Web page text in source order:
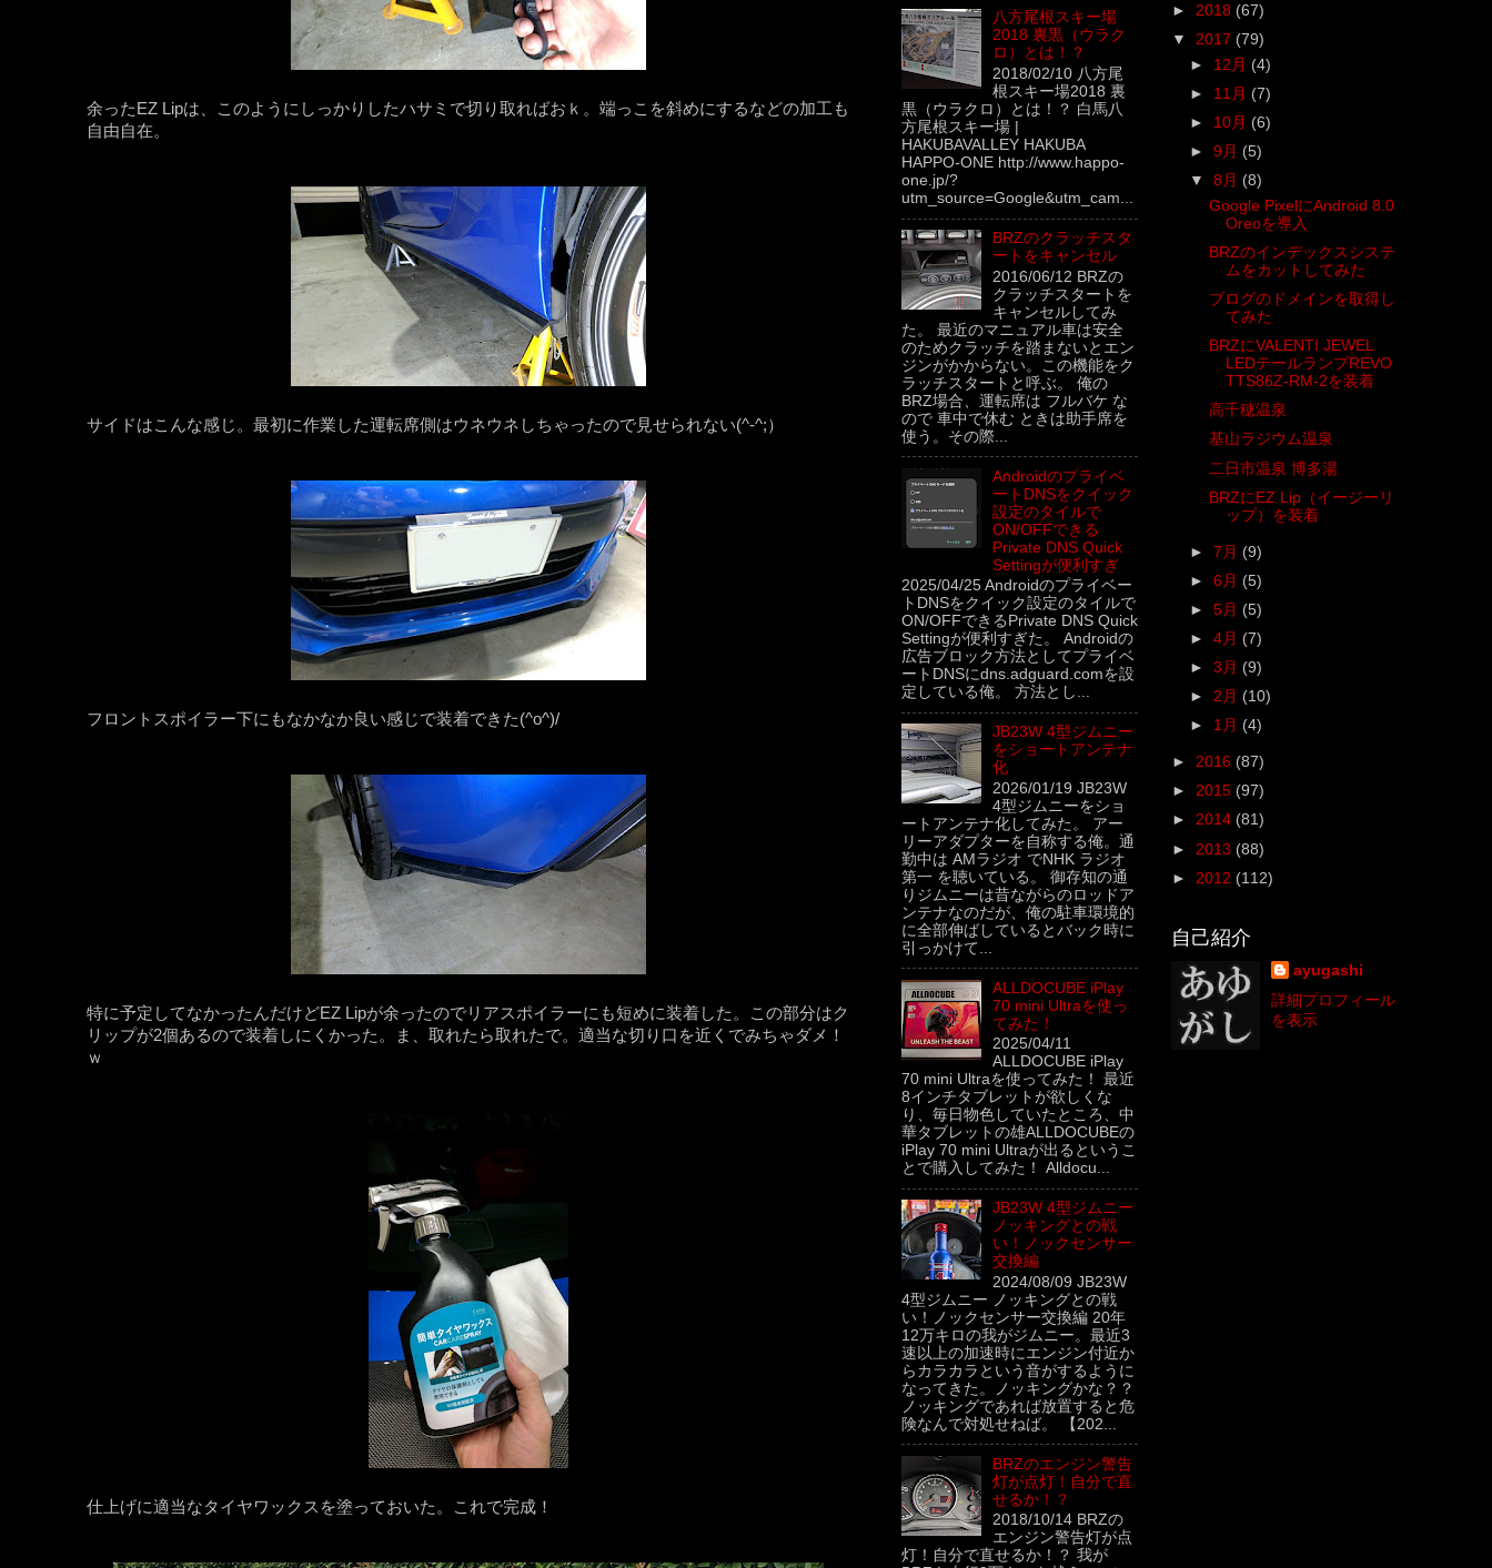
余ったEZ Lipは、このようにしっかりしたハサミで切り取ればおｋ。端っこを斜めにするなどの加工も
自由自在。
サイドはこんな感じ。最初に作業した運転席側はウネウネしちゃったので見せられない(^-^;）
フロントスポイラー下にもなかなか良い感じで装着できた(^o^)/
特に予定してなかったんだけどEZ Lipが余ったのでリアスポイラーにも短めに装着した。この部分はク
リップが2個あるので装着しにくかった。ま、取れたら取れたで。適当な切り口を近くでみちゃダメ！
ｗ
仕上げに適当なタイヤワックスを塗っておいた。これで完成！
八方尾根スキー場
2018 裏黒（ウラク
ロ）とは！？
2018/02/10 八方尾
根スキー場2018 裏
黒（ウラクロ）とは！？ 白馬八
方尾根スキー場 |
HAKUBAVALLEY HAKUBA
HAPPO-ONE http://www.happo-
one.jp/?
utm_source=Google&utm_cam...
BRZのクラッチスタ
ートをキャンセル
2016/06/12 BRZの
クラッチスタートを
キャンセルしてみ
た。 最近のマニュアル車は安全
のためクラッチを踏まないとエン
ジンがかからない。この機能をク
ラッチスタートと呼ぶ。 俺の
BRZ場合、運転席は フルバケ な
ので 車中で休む ときは助手席を
使う。その際...
Androidのプライベ
ートDNSをクイック
設定のタイルで
ON/OFFできる
Private DNS Quick
Settingが便利すぎ
2025/04/25 Androidのプライベー
トDNSをクイック設定のタイルで
ON/OFFできるPrivate DNS Quick
Settingが便利すぎた。 Androidの
広告ブロック方法としてプライベ
ートDNSにdns.adguard.comを設
定している俺。 方法とし...
JB23W 4型ジムニー
をショートアンテナ
化
2026/01/19 JB23W
4型ジムニーをショ
ートアンテナ化してみた。 アー
リーアダプターを自称する俺。通
勤中は AMラジオ でNHK ラジオ
第一 を聴いている。 御存知の通
りジムニーは昔ながらのロッドア
ンテナなのだが、俺の駐車環境的
に全部伸ばしているとバック時に
引っかけて...
ALLDOCUBE iPlay
70 mini Ultraを使っ
てみた！
2025/04/11
ALLDOCUBE iPlay
70 mini Ultraを使ってみた！ 最近
8インチタブレットが欲しくな
り、毎日物色していたところ、中
華タブレットの雄ALLDOCUBEの
iPlay 70 mini Ultraが出るというこ
とで購入してみた！ Alldocu...
JB23W 4型ジムニー
ノッキングとの戦
い！ノックセンサー
交換編
2024/08/09 JB23W
4型ジムニー ノッキングとの戦
い！ノックセンサー交換編 20年
12万キロの我がジムニー。最近3
速以上の加速時にエンジン付近か
らカラカラという音がするように
なってきた。ノッキングかな？？
ノッキングであれば放置すると危
険なんで対処せねば。 【202...
BRZのエンジン警告
灯が点灯！自分で直
せるか！？
2018/10/14 BRZの
エンジン警告灯が点
灯！自分で直せるか！？ 我が
► 2018 (67)
▼ 2017 (79)
► 12月 (4)
► 11月 (7)
► 10月 (6)
►9月 (5)
▼8月 (8)
Google PixelにAndroid 8.0
Oreoを導入
BRZのインデックスシステ
ムをカットしてみた
ブログのドメインを取得し
てみた
BRZにVALENTI JEWEL
LEDテールランプREVO
TTS86Z-RM-2を装着
高千穂温泉
基山ラジウム温泉
二日市温泉 博多湯
BRZにEZ Lip（イージーリ
ップ）を装着
►7月 (9)
►6月 (5)
►5月 (5)
►4月 (7)
►3月 (9)
►2月 (10)
► 1月 (4)
► 2016 (87)
► 2015 (97)
► 2014 (81)
► 2013 (88)
► 2012 (112)
自己紹介
ayugashi
詳細プロフィール
を表示